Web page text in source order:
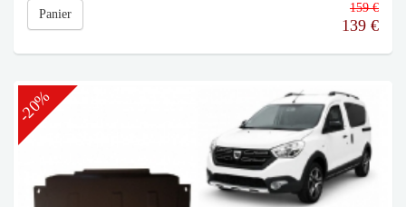
Panier 159 €
139 €
-20%